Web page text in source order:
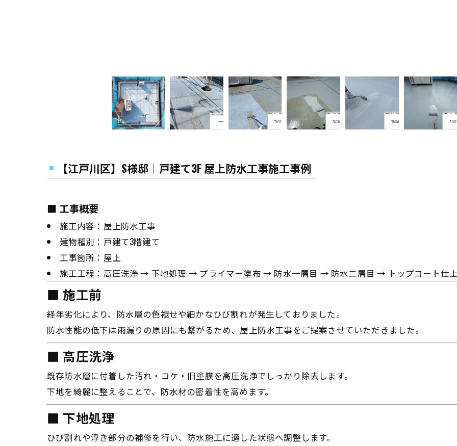
【江戸川区】S様邸│戸建て3F 屋上防水工事施工事例
■ 工事概要
施工内容：屋上防水工事
建物種別：戸建て3階建て
工事箇所：屋上
施工工程：高圧洗浄 → 下地処理 → プライマー塗布 → 防水一層目 → 防水二層目 → トップコート仕
■ 施工前
経年劣化により、防水層の色褪せや細かなひび割れが発生しておりました。
防水性能の低下は雨漏りの原因にも繋がるため、屋上防水工事をご提案させていただきました。
■ 高圧洗浄
既存防水層に付着した汚れ・コケ・旧塗膜を高圧洗浄でしっかり除去します。
下地を綺麗に整えることで、防水材の密着性を高めます。
■ 下地処理
ひび割れや浮き部分の補修を行い、防水施工に適した状態へ調整します。